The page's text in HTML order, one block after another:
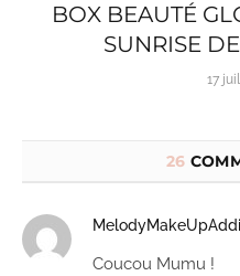
BOX BEAUTÉ
SUNRISE
17
26
Coucou Mumu !